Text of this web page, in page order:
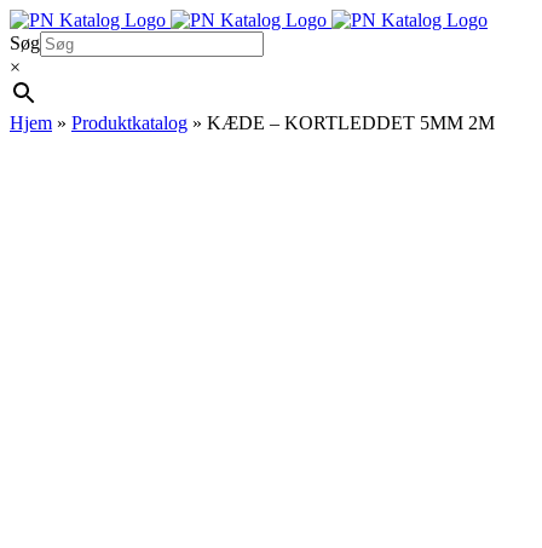
Skip
to
content
Søg
×
Hjem » Produktkatalog » KÆDE – KORTLEDDET 5MM 2M